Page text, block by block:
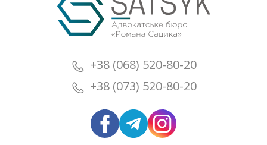
+38 (068) 520-80-20
+38 (073) 520-80-20